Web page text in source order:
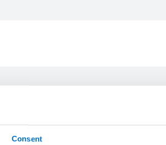
Consent
el proyecto
te guiará paso a paso en cada fase del